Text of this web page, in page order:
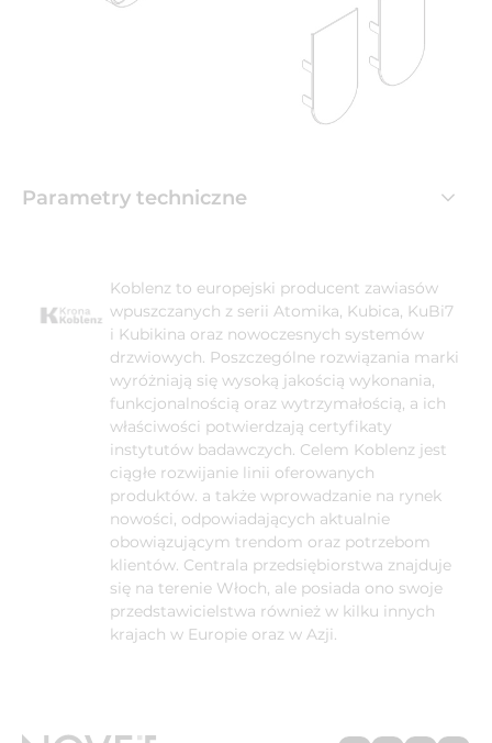
Parametry techniczne
Koblenz to europejski producent zawiasów
wpuszczanych z serii Atomika, Kubica, KuBi7
i Kubikina oraz nowoczesnych systemów
drzwiowych. Poszczególne rozwiązania marki
wyróżniają się wysoką jakością wykonania,
funkcjonalnością oraz wytrzymałością, a ich
właściwości potwierdzają certyfikaty
instytutów badawczych. Celem Koblenz jest
ciągłe rozwijanie linii oferowanych
produktów. a także wprowadzanie na rynek
nowości, odpowiadających aktualnie
obowiązującym trendom oraz potrzebom
klientów. Centrala przedsiębiorstwa znajduje
się na terenie Włoch, ale posiada ono swoje
przedstawicielstwa również w kilku innych
krajach w Europie oraz w Azji.